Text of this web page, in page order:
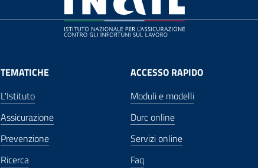
TEMATICHE
L'Istituto
Assicurazione
Prevenzione
Ricerca
ACCESSO RAPIDO
Moduli e modelli
Durc online
Servizi online
Faq